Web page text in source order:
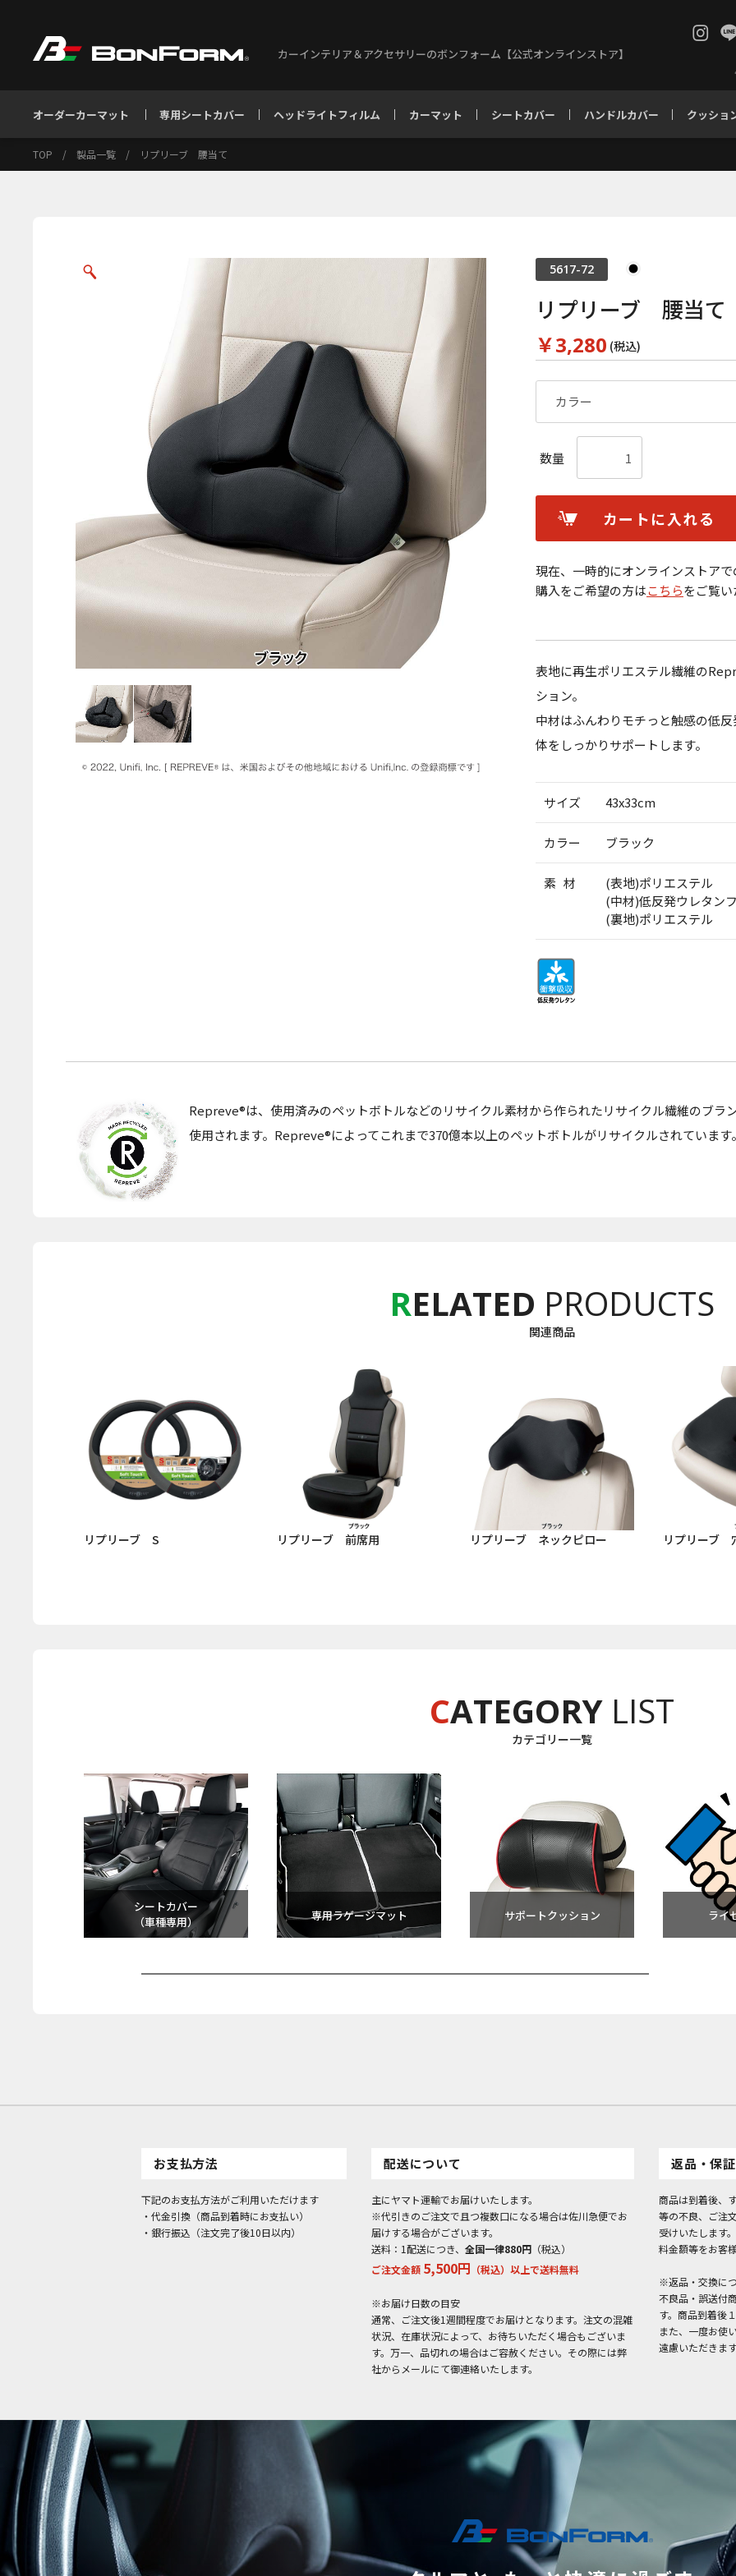
カーインテリア＆アクセサリーのボンフォーム【公式オンラインストア】
オーダーカーマット 専用シートカバー ヘッドライトフィルム カーマット シートカバー ハンドルカバー クッショ
TOP / 製品一覧 / リプリーブ 腰当て
5617-72
リプリーブ 腰当て
￥3,280 (税込)
数量
カートに入れる
現在、一時的にオンラインストア
購入をご希望の方はこちらをご覧
お買い物を続ける カートへ進む
表地に再生ポリエステル繊維の
ション。
中材はふんわりモチっと触感の低
体をしっかりサポートします。
サイズ 43x33cm
カラー ブラック
素 材
(表地)ポリエステル
(中材)低反発ウレタン
(裏地)ポリエステル
Repreve®は、使用済みのペットボトルなどのリサイクル素材から作られたリサイクル繊維のブラ
使用されます。Repreve®によってこれまで370億本以上のペットボトルがリサイクルされています
RELATED PRODUCTS
関連商品
リプリーブ S リプリーブ 前席用 リプリーブ ネックピロー リプリーブ
CATEGORY LIST
カテゴリー一覧
シートカバー
（車種専用）
専用ラゲージマット サポートクッション ライ
お支払方法
下記のお支払方法がご利用いただけます
・代金引換（商品到着時にお支払い）
・銀行振込（注文完了後10日以内）
配送について
主にヤマト運輸でお届けいたします。
※代引きのご注文で且つ複数口になる場合は佐川急便でお
届けする場合がございます。
送料：1配送につき、 全国一律880円 （税込）
ご注文金額 5,500円 （税込）以上で送料無料
※お届け日数の目安
通常、ご注文後1週間程度でお届けとなります。注文の混雑
状況、在庫状況によって、お待ちいただく場合もございま
す。万一、品切れの場合はご容赦ください。その際には弊
社からメールにて御連絡いたします。
返品・保
商品は到着後、
等の不良、ご注
受けいたします
料金額等をお客
※返品・交換に
不良品・誤送付
す。商品到着後
また、一度お使
遠慮いただきま